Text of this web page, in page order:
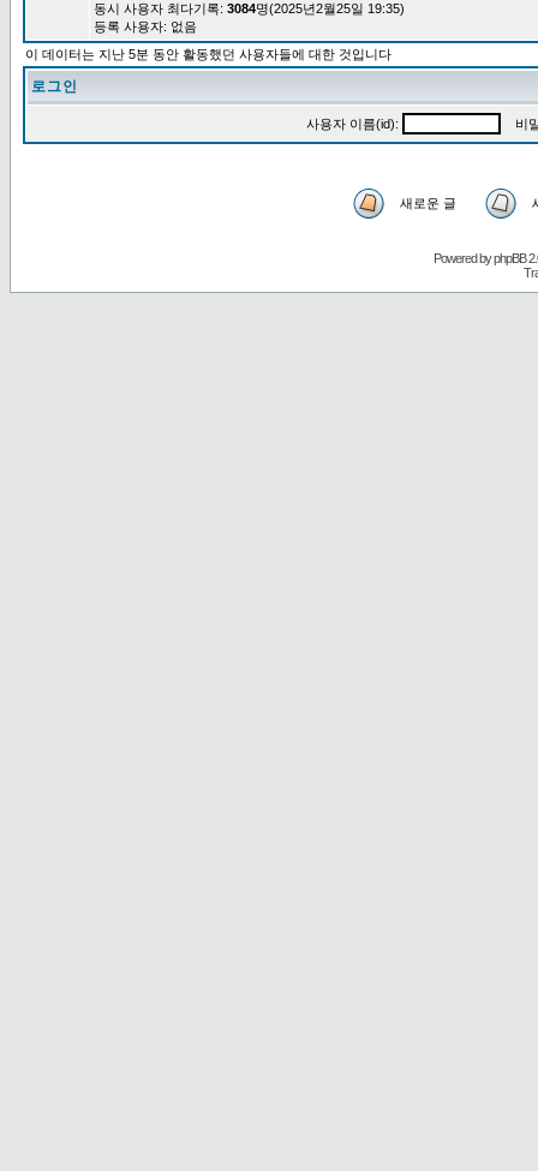
동시 사용자 최다기록: 3084명(2025년2월25일 19:35)
등록 사용자: 없음
이 데이터는 지난 5분 동안 활동했던 사용자들에 대한 것입니다
로그인
사용자 이름(id): 비
새로운 글
Powered byphpBB